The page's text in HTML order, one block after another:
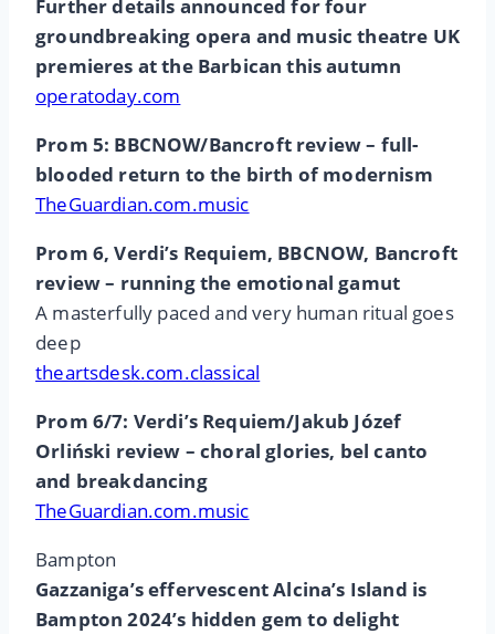
Further details announced for four
groundbreaking opera and music theatre UK
premieres at the Barbican this autumn
operatoday.com
Prom 5: BBCNOW/Bancroft review – full-
blooded return to the birth of modernism
TheGuardian.com.music
Prom 6, Verdi’s Requiem, BBCNOW, Bancroft
review – running the emotional gamut
A masterfully paced and very human ritual goes
deep
theartsdesk.com.classical
Prom 6/7: Verdi’s Requiem/Jakub Józef
Orliński review – choral glories, bel canto
and breakdancing
TheGuardian.com.music
Bampton
Gazzaniga’s effervescent Alcina’s Island is
Bampton 2024’s hidden gem to delight